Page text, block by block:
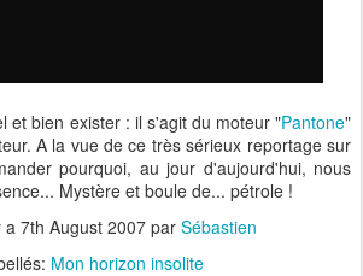
et bien exister : il s'agit du moteur "Pantone"
A la vue de ce très sérieux reportage sur
pourquoi, au jour d'aujourd'hui, nous
Mystère et boule de... pétrole !
a 7th August 2007 par Sébastien
Mon horizon insolite